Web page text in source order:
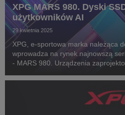
XPG MARS 980. Dyski
użytkowników AI
29 kwietnia 2025
XPG, e-sportowa marka należąca
wprowadza na rynek najnowszą
- MARS 980. Urządzenia
spełniają też rosnące wymagania